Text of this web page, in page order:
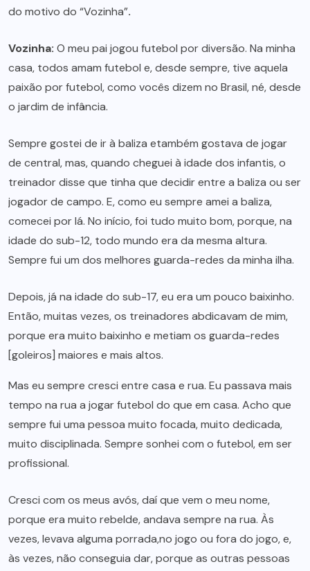
do motivo do “Vozinha”.
Vozinha: O meu pai jogou futebol por diversão. Na minha
casa, todos amam futebol e, desde sempre, tive aquela
paixão por futebol, como vocês dizem no Brasil, né, desde
o jardim de infância.
Sempre gostei de ir à baliza etambém gostava de jogar
de central, mas, quando cheguei à idade dos infantis, o
treinador disse que tinha que decidir entre a baliza ou ser
jogador de campo. E, como eu sempre amei a baliza,
comecei por lá. No início, foi tudo muito bom, porque, na
idade do sub-12, todo mundo era da mesma altura.
Sempre fui um dos melhores guarda-redes da minha ilha.
Depois, já na idade do sub-17, eu era um pouco baixinho.
Então, muitas vezes, os treinadores abdicavam de mim,
porque era muito baixinho e metiam os guarda-redes
[goleiros] maiores e mais altos.
Mas eu sempre cresci entre casa e rua. Eu passava mais
tempo na rua a jogar futebol do que em casa. Acho que
sempre fui uma pessoa muito focada, muito dedicada,
muito disciplinada. Sempre sonhei com o futebol, em ser
profissional.
Cresci com os meus avós, daí que vem o meu nome,
porque era muito rebelde, andava sempre na rua. Às
vezes, levava alguma porrada,no jogo ou fora do jogo, e,
às vezes, não conseguia dar, porque as outras pessoas